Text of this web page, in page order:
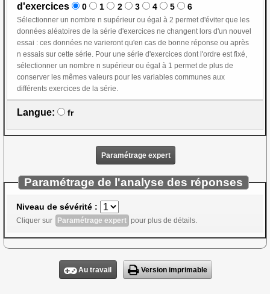
d'exercices
0 1 2 3 4 5 6
Sélectionner un nombre n supérieur ou égal à 2 permet d'éviter que les
données aléatoires de la série d'exercices ne changent lors d'un nouvel
essai : ces données ne varieront qu'en cas de bonne réponse ou après
n essais sur cette série. Pour une série d'exercices dont l'ordre est fixé,
sélectionner un nombre n supérieur ou égal à 1 permet de plus de
conserver les mêmes valeurs pour les variables communes aux
différents exercices de la série.
Langue: fr
Paramétrage expert
Paramétrage de l'analyse des réponses
Niveau de sévérité :
Cliquer sur Paramétrage expert pour plus de détails.
Au travail Version imprimable